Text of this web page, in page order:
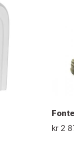
kr2